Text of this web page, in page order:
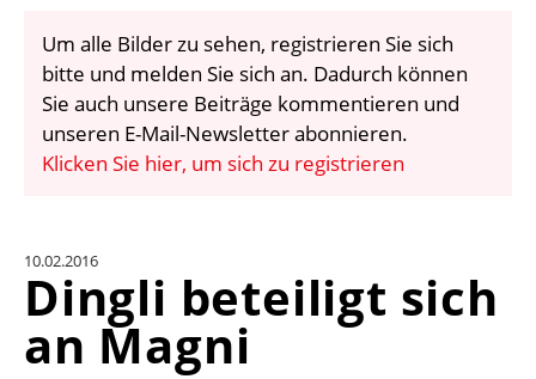
VIDEOS
BIBLIOTHEK
KRAN & BÜHNE
EINHEITENKONVERTER
KONTAKT
Um alle Bilder zu sehen, registrieren Sie sich
bitte und melden Sie sich an. Dadurch können
Sie auch unsere Beiträge kommentieren und
unseren E-Mail-Newsletter abonnieren.
Klicken Sie hier, um sich zu registrieren
10.02.2016
Dingli beteiligt sich
an Magni